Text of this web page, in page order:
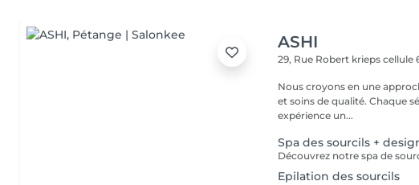
ASHI
29, Rue Robert krieps cellule
Nous croyons en une
et soins de qualité. Chaque
expérience un...
Spa des sourcils +
Epilation des sourcils